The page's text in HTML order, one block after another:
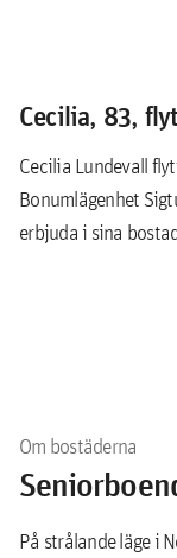
Cecilia, 83,
Cecilia Lundevall
Bonumlägenhet
erbjuda i sina
Om bostäderna
På strålande läge i